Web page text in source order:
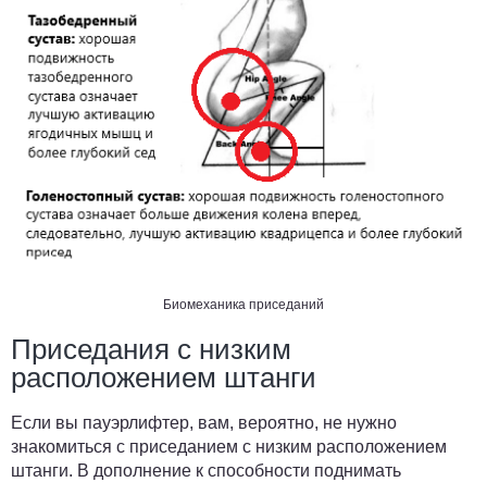
Биомеханика приседаний
Приседания с низким
расположением штанги
Если вы пауэрлифтер, вам, вероятно, не нужно
знакомиться с приседанием с низким расположением
штанги. В дополнение к способности поднимать